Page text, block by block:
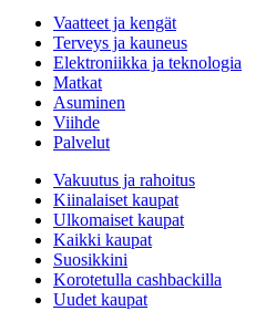
Vaatteet ja kengät
Terveys ja kauneus
Elektroniikka ja teknologia
Matkat
Asuminen
Viihde
Palvelut
Vakuutus ja rahoitus
Kiinalaiset kaupat
Ulkomaiset kaupat
Kaikki kaupat
Suosikkini
Korotetulla cashbackilla
Uudet kaupat